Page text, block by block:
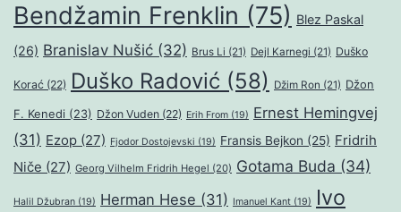
Bendžamin Frenklin (75) Blez Paskal
(26) Branislav Nušić (32) Brus Li (21) Dejl Karnegi (21) Duško
Korać (22) Duško Radović (58) Džim Ron (21) Džon
F. Kenedi (23) Džon Vuden (22) Erih From (19) Ernest Hemingvej
(31) Ezop (27) Fjodor Dostojevski (19) Fransis Bejkon (25) Fridrih
Niče (27) Georg Vilhelm Fridrih Hegel (20) Gotama Buda (34)
Halil Džubran (19) Herman Hese (31) Imanuel Kant (19)
Ivo